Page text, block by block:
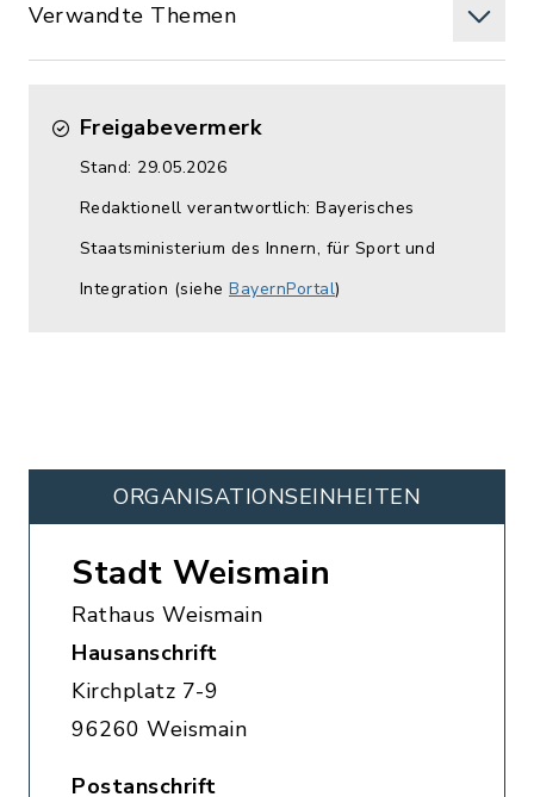
Verwandte Themen
Freigabevermerk
Stand: 29.05.2026
Redaktionell verantwortlich: Bayerisches
Staatsministerium des Innern, für Sport und
Integration (siehe BayernPortal)
ORGANISATIONS­EINHEITEN
Stadt Weismain
Rathaus Weismain
Hausanschrift
Kirchplatz 7-9
96260 Weismain
Postanschrift